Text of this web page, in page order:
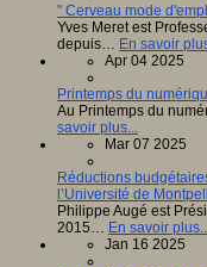
" Cerveau mode
Yves Meret est
depuis… En savoir
Apr 04 2025
Printemps du
Au Printemps du
savoir plus...
Mar 07 2025
Réductions
l’Université de
Philippe Augé est
2015… En savoir plus...
Jan 16 2025